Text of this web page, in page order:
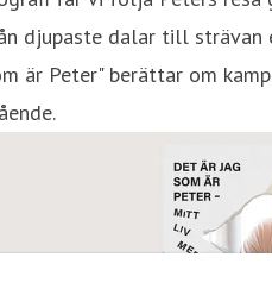
djupaste dalar till strävan
är Peter" berättar om